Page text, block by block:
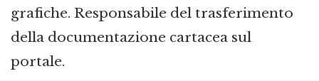
grafiche. Responsabile del trasferimento
della documentazione cartacea sul
portale.